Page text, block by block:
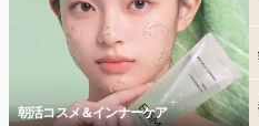
朝活コスメ＆インナーケア